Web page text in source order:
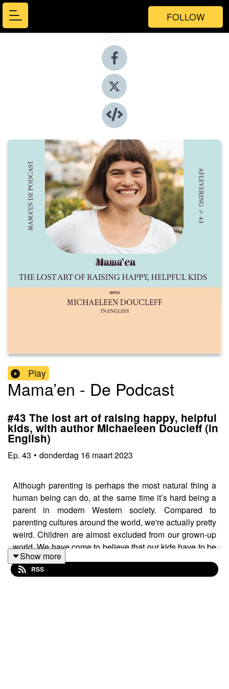
FOLLOW
Share
Play
Mama’en - De Podcast
#43 The lost art of raising happy, helpful
kids, with author Michaeleen Doucleff (in
English)
Ep. 43 • donderdag 16 maart 2023
Although parenting is perhaps the most natural thing a
human being can do, at the same time it’s hard being a
parent in modern Western society. Compared to
parenting cultures around the world, we're actually pretty
weird. Children are almost excluded from our grown-up
world. We have come to believe that our kids have to be
entertained all the time, that an authoritarian approach is
the way to teach new things, and that tantrums and
Show more
RSS